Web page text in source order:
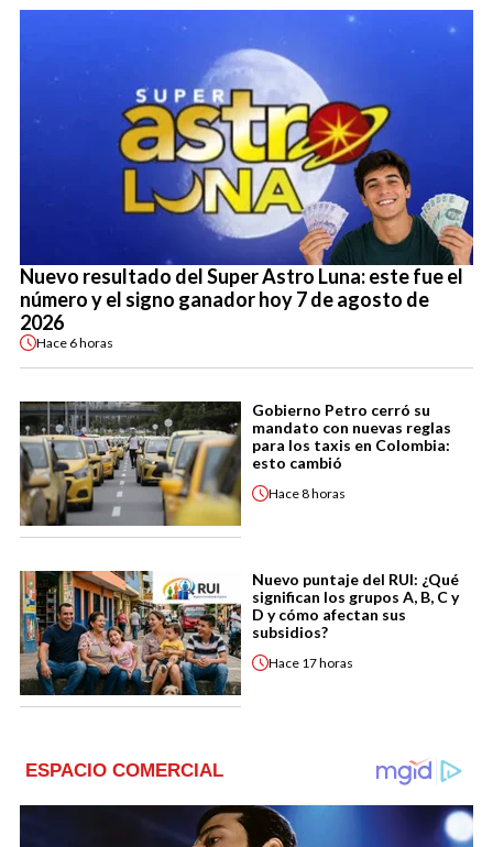
Nuevo resultado del Super Astro Luna: este fue el
número y el signo ganador hoy 7 de agosto de
2026
Hace 6 horas
Gobierno Petro cerró su
mandato con nuevas reglas
para los taxis en Colombia:
esto cambió
Hace8 horas
Nuevo puntaje del RUI: ¿Qué
significan los grupos A, B, C y
D y cómo afectan sus
subsidios?
Hace 17 horas